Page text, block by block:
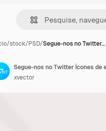
/stock/PSD/Segue-nos no Twitter…
Segue-nos no Twitter Ícones de
xvector